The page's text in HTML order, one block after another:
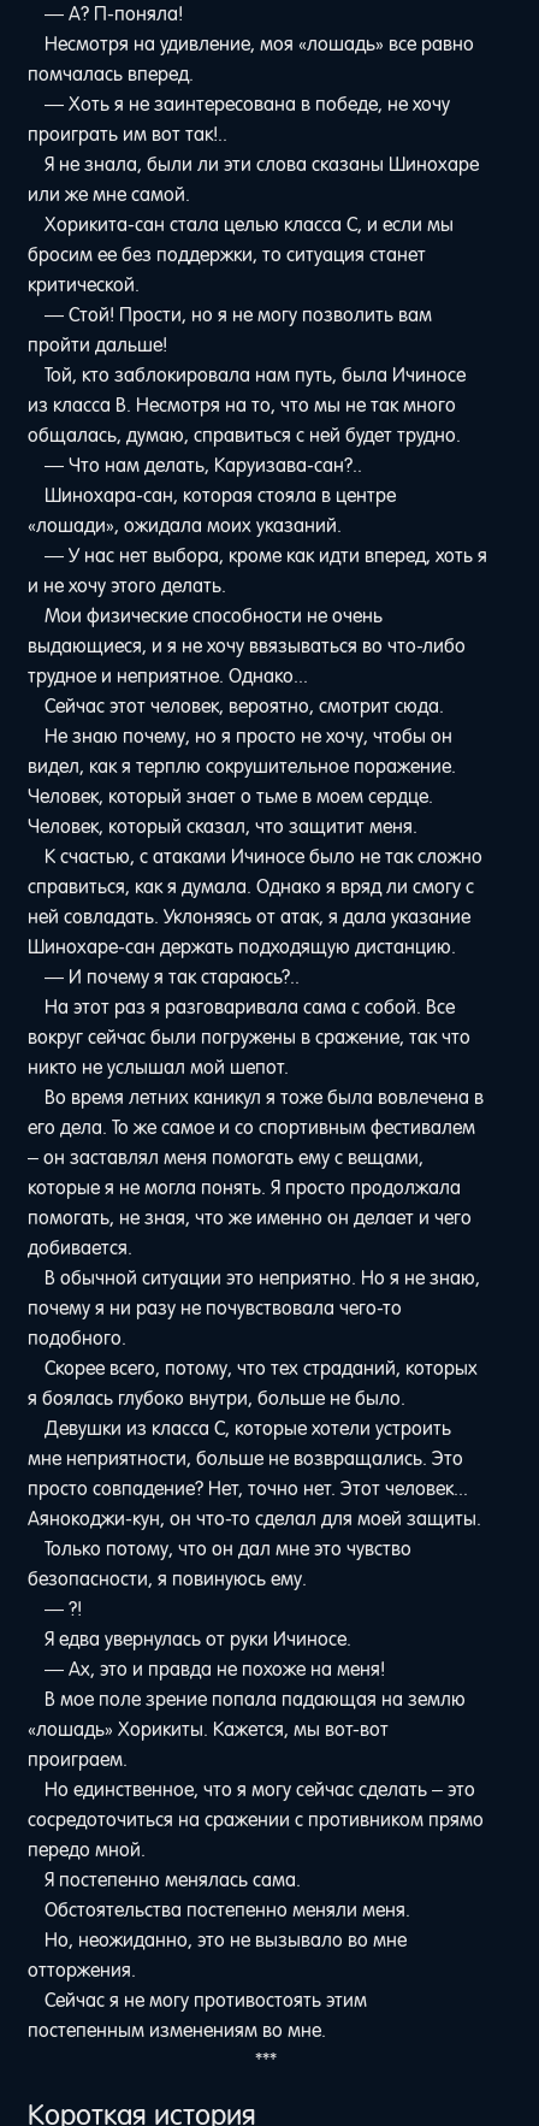
— А? П-поняла!
Несмотря на удивление, моя «лошадь» все равно
помчалась вперед.
— Хоть я не заинтересована в победе, не хочу
проиграть им вот так!..
Я не знала, были ли эти слова сказаны Шинохаре
или же мне самой.
Хорикита-сан стала целью класса C, и если мы
бросим ее без поддержки, то ситуация станет
критической.
— Стой! Прости, но я не могу позволить вам
пройти дальше!
Той, кто заблокировала нам путь, была Ичиносе
из класса B. Несмотря на то, что мы не так много
общалась, думаю, справиться с ней будет трудно.
— Что нам делать, Каруизава-сан?..
Шинохара-сан, которая стояла в центре
«лошади», ожидала моих указаний.
— У нас нет выбора, кроме как идти вперед, хоть я
и не хочу этого делать.
Мои физические способности не очень
выдающиеся, и я не хочу ввязываться во что-либо
трудное и неприятное. Однако...
Сейчас этот человек, вероятно, смотрит сюда.
Не знаю почему, но я просто не хочу, чтобы он
видел, как я терплю сокрушительное поражение.
Человек, который знает о тьме в моем сердце.
Человек, который сказал, что защитит меня.
К счастью, с атаками Ичиносе было не так сложно
справиться, как я думала. Однако я вряд ли смогу с
ней совладать. Уклоняясь от атак, я дала указание
Шинохаре-сан держать подходящую дистанцию.
— И почему я так стараюсь?..
На этот раз я разговаривала сама с собой. Все
вокруг сейчас были погружены в сражение, так что
никто не услышал мой шепот.
Во время летних каникул я тоже была вовлечена в
его дела. То же самое и со спортивным фестивалем
– он заставлял меня помогать ему с вещами,
которые я не могла понять. Я просто продолжала
помогать, не зная, что же именно он делает и чего
добивается.
В обычной ситуации это неприятно. Но я не знаю,
почему я ни разу не почувствовала чего-то
подобного.
Скорее всего, потому, что тех страданий, которых
я боялась глубоко внутри, больше не было.
Девушки из класса С, которые хотели устроить
мне неприятности, больше не возвращались. Это
просто совпадение? Нет, точно нет. Этот человек...
Аянокоджи-кун, он что-то сделал для моей защиты.
Только потому, что он дал мне это чувство
безопасности, я повинуюсь ему.
— ?!
Я едва увернулась от руки Ичиносе.
— Ах, это и правда не похоже на меня!
В мое поле зрение попала падающая на землю
«лошадь» Хорикиты. Кажется, мы вот-вот
проиграем.
Но единственное, что я могу сейчас сделать – это
сосредоточиться на сражении с противником прямо
передо мной.
Я постепенно менялась сама.
Обстоятельства постепенно меняли меня.
Но, неожиданно, это не вызывало во мне
отторжения.
Сейчас я не могу противостоять этим
постепенным изменениям во мне.
***
Короткая история